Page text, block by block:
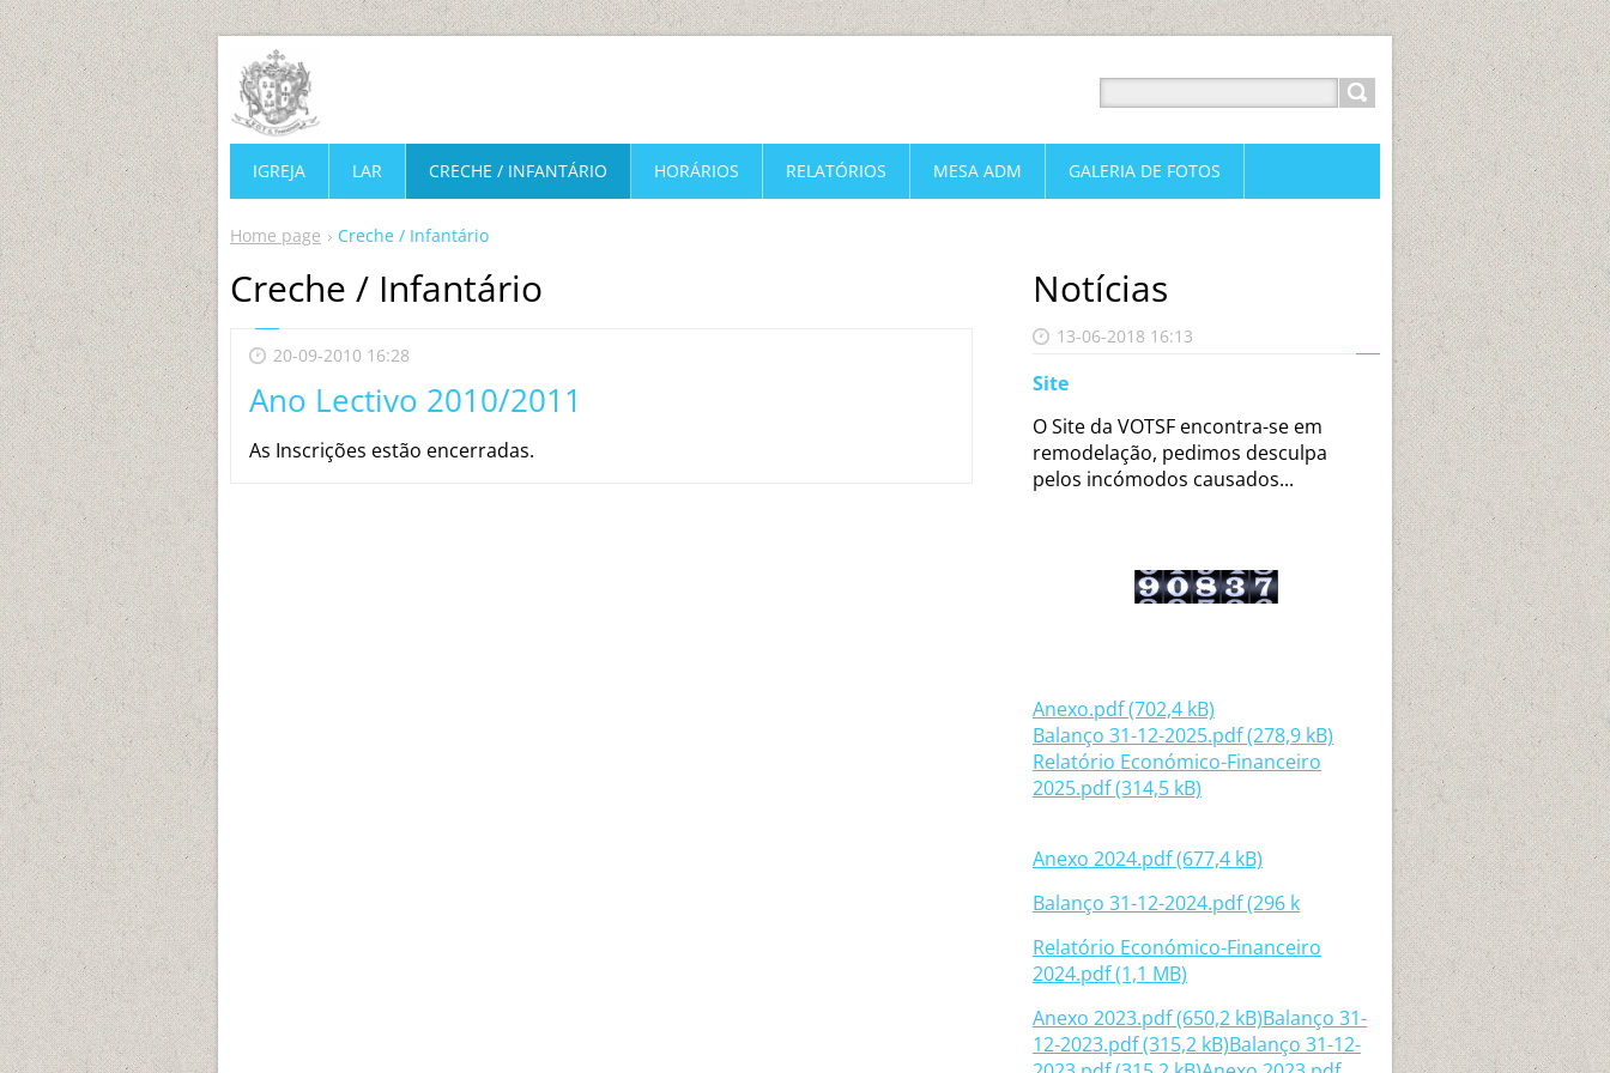
Home page Creche / Infantário
Creche / Infantário
20-09-2010 16:28
Ano Lectivo 2010/2011
As Inscrições estão encerradas.
Notícias
13-06-2018 16:13
Site
O Site da VOTSF encontra-se em
remodelação, pedimos desculpa
pelos incómodos causados...
Anexo.pdf (702,4 kB)
Balanço 31-12-2025.pdf (278,9 kB)
Relatório Económico-Financeiro
2025.pdf (314,5 kB)
Anexo 2024.pdf (677,4 kB)
Balanço 31-12-2024.pdf (296 k
Relatório Económico-Financeiro
2024.pdf (1,1 MB)
Anexo 2023.pdf (650,2 kB)Balanço 31-
12-2023.pdf (315,2 kB)Balanço 31-12-
IGREJA LAR CRECHE / INFANTÁRIO HORÁRIOS RELATÓRIOS MESA ADM GALERIA DE FOTOS